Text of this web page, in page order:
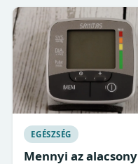
EGÉSZSÉG
Mennyi az alacsony